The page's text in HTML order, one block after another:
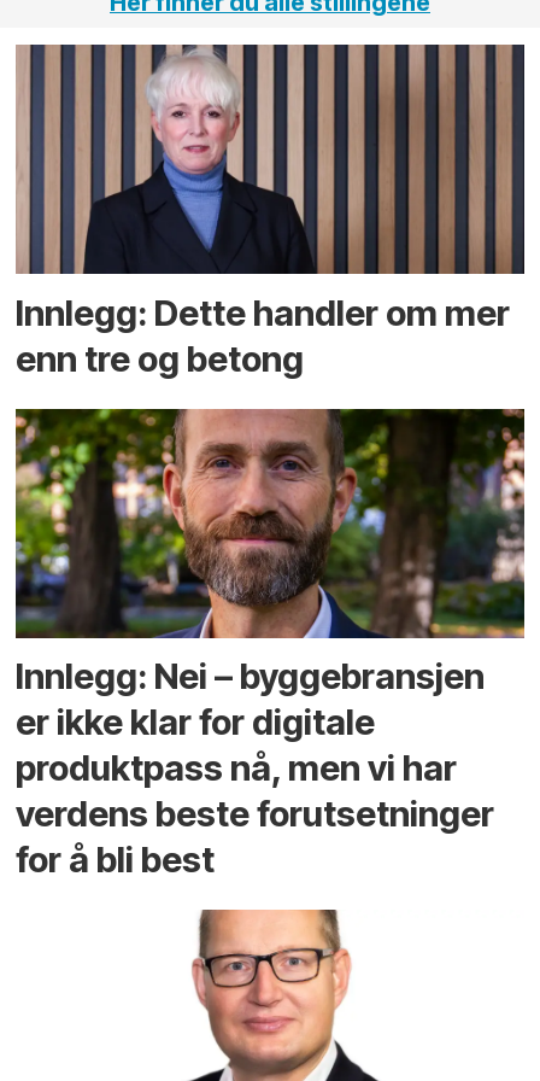
Innlegg: Dette handler om mer
enn tre og betong
Innlegg: Nei – byggebransjen
er ikke klar for digitale
produktpass nå, men vi har
verdens beste forutsetninger
for å bli best